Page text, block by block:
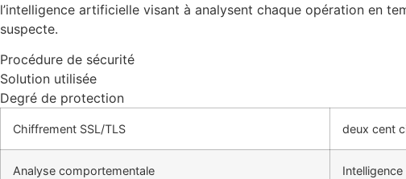
l’intelligence artificielle visant à analysent chaque opération en
suspecte.
Procédure de sécurité
Solution utilisée
Degré de protection
Chiffrement SSL/TLS deux cent
Analyse comportementale